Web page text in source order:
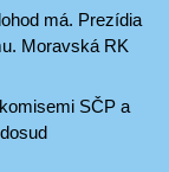
má. Prezídia
Moravská RK
SČP a